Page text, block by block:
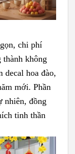
chi phí
thành không
decal hoa đào,
mới. Phần
nhiên, đồng
tinh thần